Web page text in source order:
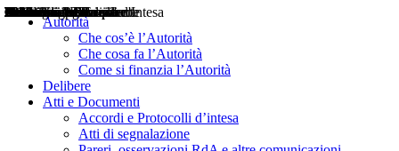
Autorità
Che cos’è l’Autorità
Che cosa fa l’Autorità
Come si finanzia l’Autorità
Delibere
Atti e Documenti
Accordi e Protocolli d’intesa
Atti di segnalazione
Delibere
Pareri
Consultazioni
Audizioni
Atti di Segnalazione
Accordi e Protocolli d'Intesa
Relazioni annuali
Misure di regolazione
Notizie
Comunicati Stampa
Bollettini ART
Convegni ART
Interviste del Presidente
Articoli in primo piano
Interventi del Presidente
2004
2005
2010
2013
2014
2015
2016
2017
2018
2019
202
2020
2021
2022
2023
2024
2025
2026
Aereo
Marittimo
Terrestre